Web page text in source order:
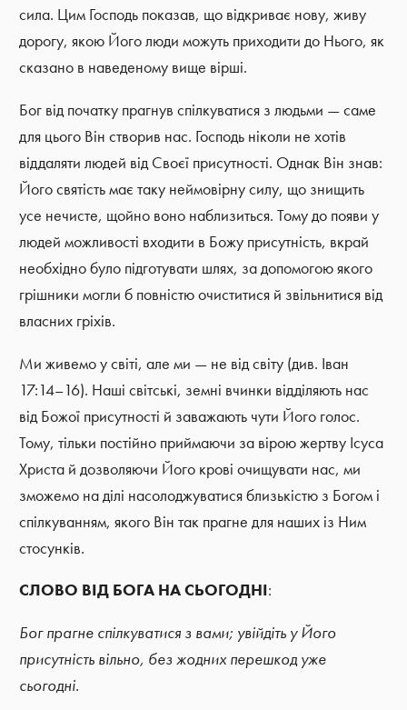
сила. Цим Господь показав, що відкриває нову, живу
дорогу, якою Його люди можуть приходити до Нього, як
сказано в наведеному вище вірші.
Бог від початку прагнув спілкуватися з людьми — саме
для цього Він створив нас. Господь ніколи не хотів
віддаляти людей від Своєї присутності. Однак Він знав:
Його святість має таку неймовірну силу, що знищить
усе нечисте, щойно воно наблизиться. Тому до появи у
людей можливості входити в Божу присутність, вкрай
необхідно було підготувати шлях, за допомогою якого
грішники могли б повністю очиститися й звільнитися від
власних гріхів.
Ми живемо у світі, але ми — не від світу (див. Іван
17:14–16). Наші світські, земні вчинки відділяють нас
від Божої присутності й заважають чути Його голос.
Тому, тільки постійно приймаючи за вірою жертву Ісуса
Христа й дозволяючи Його крові очищувати нас, ми
зможемо на ділі насолоджуватися близькістю з Богом і
спілкуванням, якого Він так прагне для наших із Ним
стосунків.
СЛОВО ВІД БОГА НА СЬОГОДНІ:
Бог прагне спілкуватися з вами; увійдіть у Його
присутність вільно, без жодних перешкод уже
сьогодні.